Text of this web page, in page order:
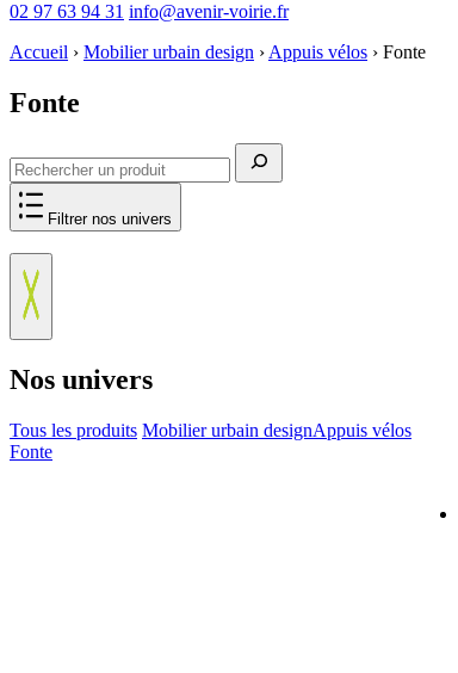
02 97 63 94 31 info@avenir-voirie.fr
Accueil › Mobilier urbain design › Appuis vélos › Fonte
Fonte
Filtrer nos univers
Nos univers
Tous les produits Mobilier urbain designAppuis vélos
Fonte